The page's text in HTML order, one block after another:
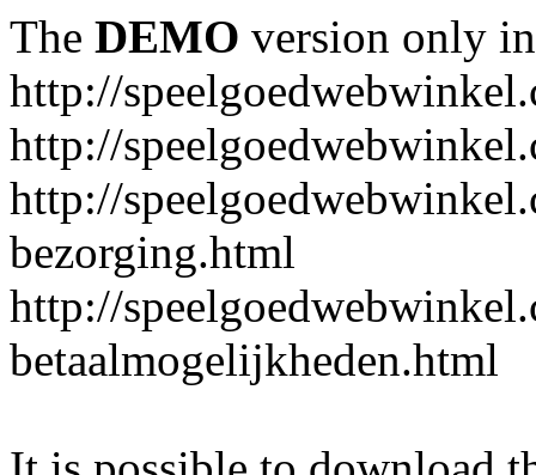
The DEMO version only
http://
http://
http://
bezorging.html
http://
betaalmogelijkheden.html